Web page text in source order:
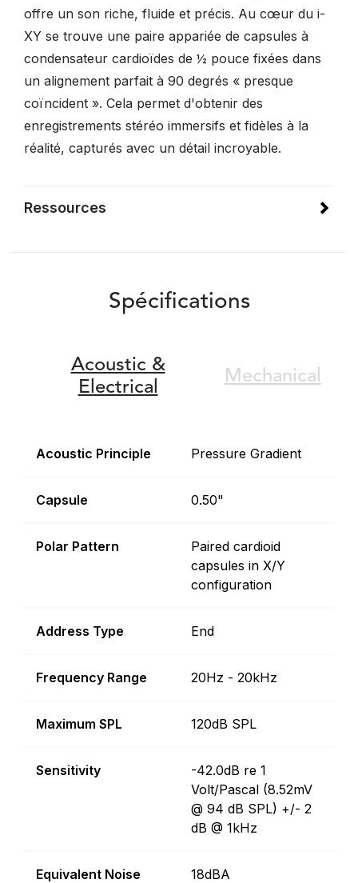
offre un son riche, fluide et précis. Au cœur du i-
XY se trouve une paire appariée de capsules à
condensateur cardioïdes de ½ pouce fixées dans
un alignement parfait à 90 degrés « presque
coïncident ». Cela permet d'obtenir des
enregistrements stéréo immersifs et fidèles à la
réalité, capturés avec un détail incroyable.
Ressources
Spécifications
Acoustic &
Electrical
Mechanical
Acoustic Principle Pressure Gradient
Capsule 0.50"
Polar Pattern
Paired cardioid
capsules in X/Y
configuration
Address Type End
Frequency Range 20Hz - 20kHz
Maximum SPL 120dB SPL
Sensitivity
-42.0dB re 1
Volt/Pascal (8.52mV
@ 94 dB SPL) +/- 2
dB @ 1kHz
Equivalent Noise
18dBA